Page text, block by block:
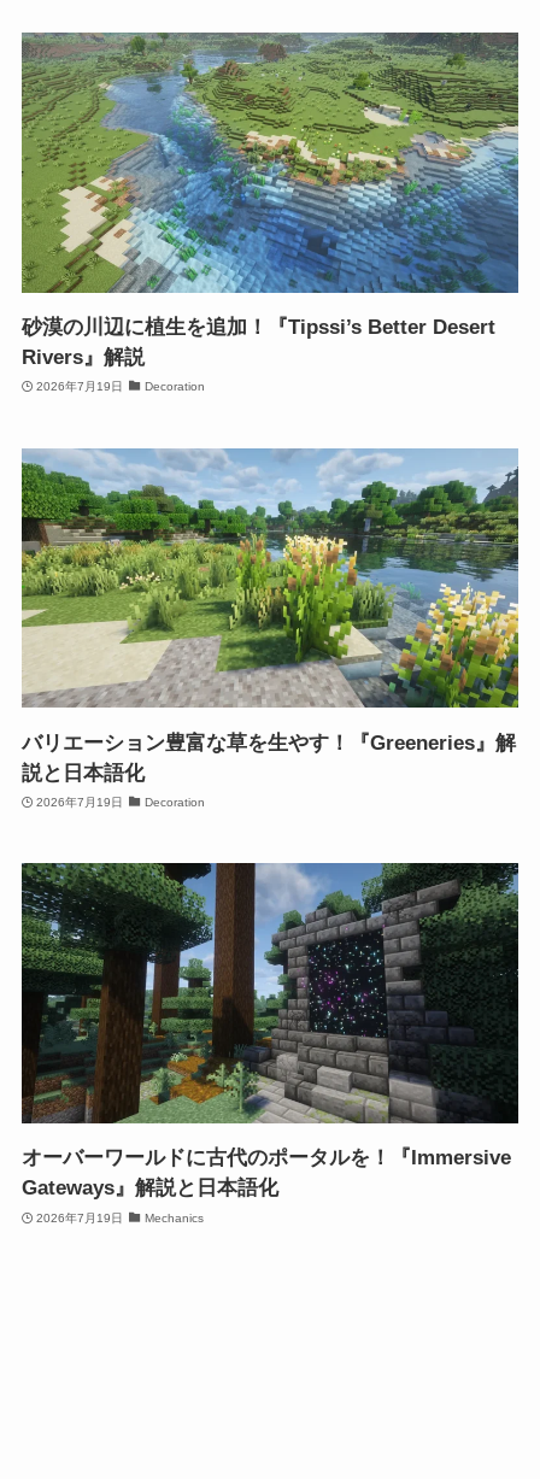
砂漠の川辺に植生を追加！『Tipssi’s Better Desert
Rivers』解説
2026年7月19日 Decoration
バリエーション豊富な草を生やす！『Greeneries』解
説と日本語化
2026年7月19日 Decoration
オーバーワールドに古代のポータルを！『Immersive
Gateways』解説と日本語化
2026年7月19日 Mechanics